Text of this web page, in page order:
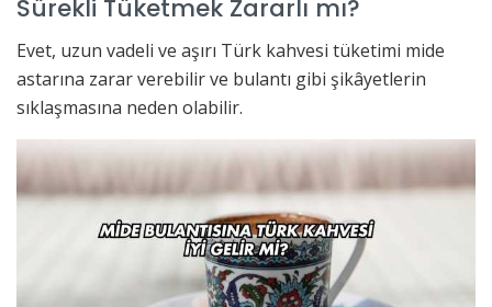
Sürekli Tüketmek Zararlı mı?
Evet, uzun vadeli ve aşırı Türk kahvesi tüketimi mide
astarına zarar verebilir ve bulantı gibi şikâyetlerin
sıklaşmasına neden olabilir.